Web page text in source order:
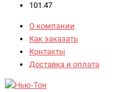
101.47
О компании
Как заказать
Контакты
Доставка и оплата